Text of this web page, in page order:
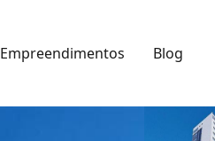
Empreendimentos Blog